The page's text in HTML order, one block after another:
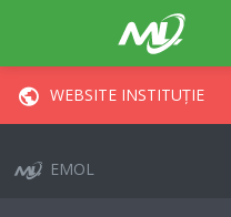
WEBSITE INSTITUȚIE
EMOL